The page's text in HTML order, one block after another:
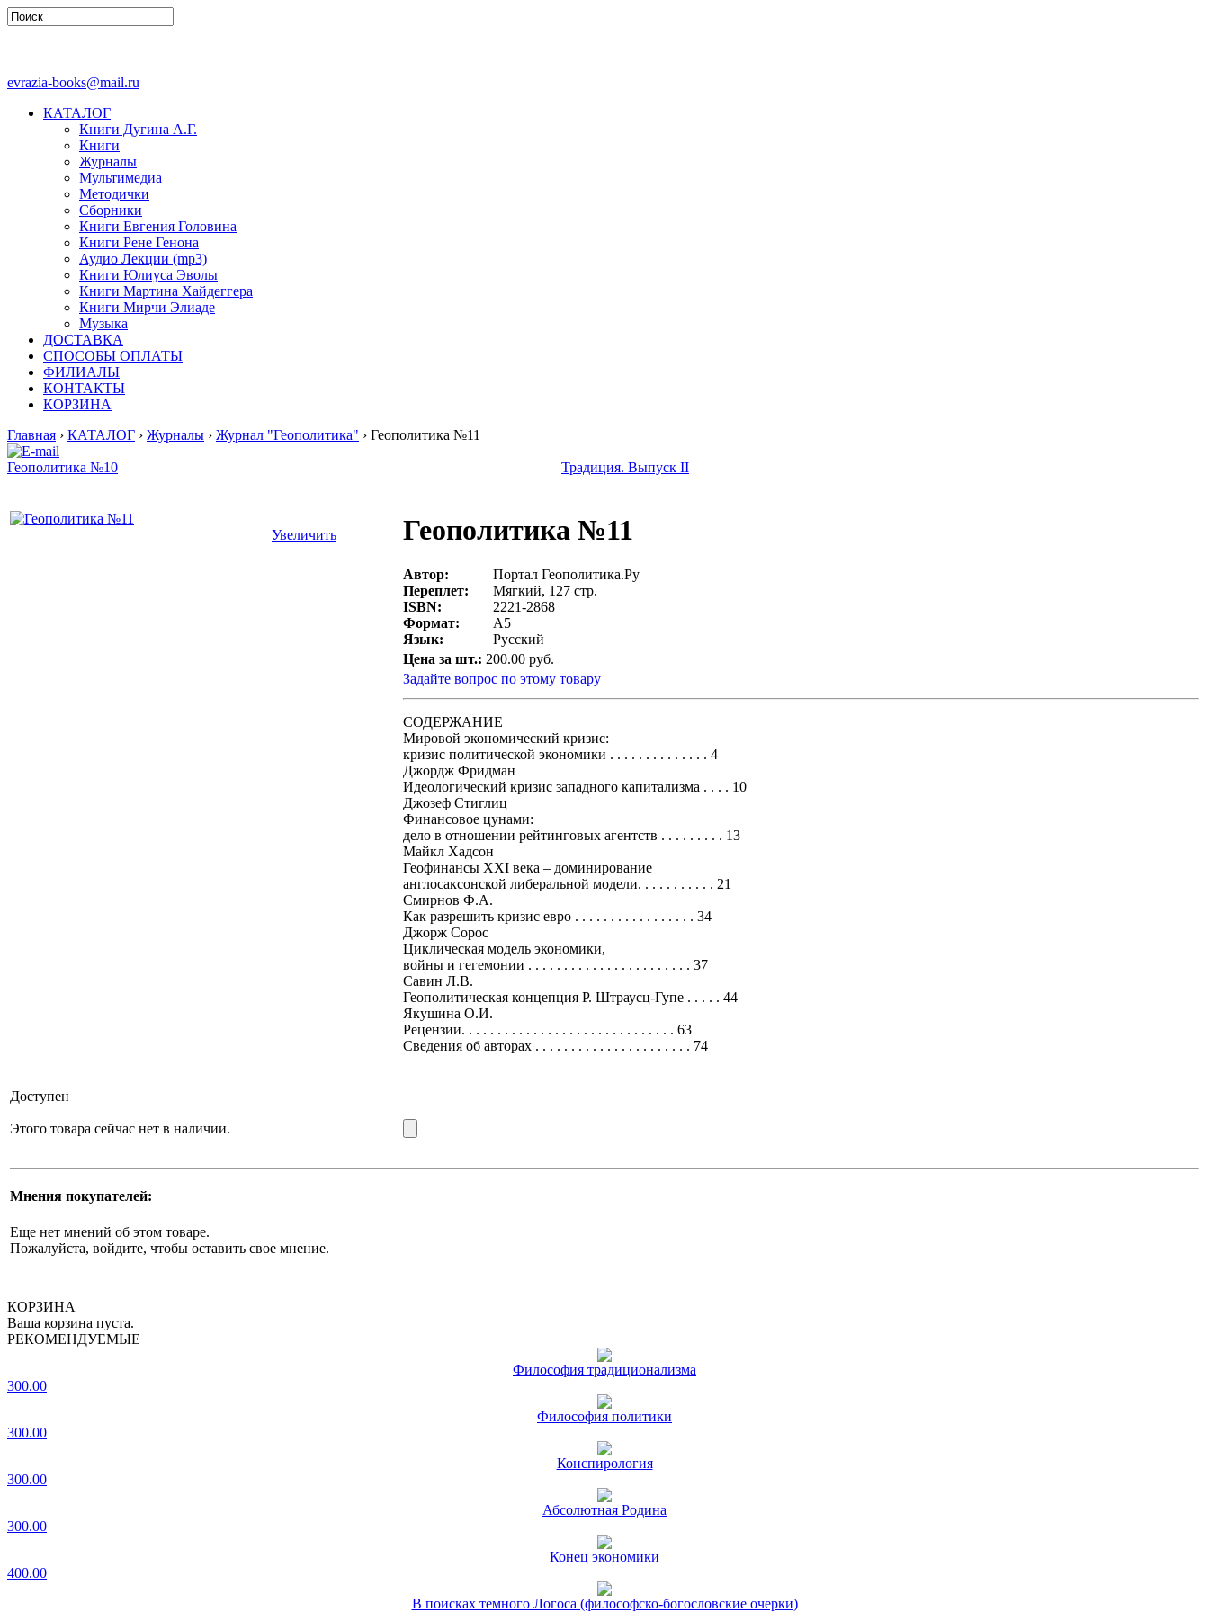
evrazia-books@mail.ru
КАТАЛОГ
Книги Дугина А.Г.
Книги
Журналы
Мультимедиа
Методички
Сборники
Книги Евгения Головина
Книги Рене Генона
Аудио Лекции (mp3)
Книги Юлиуса Эволы
Книги Мартина Хайдеггера
Книги Мирчи Элиаде
Музыка
ДОСТАВКА
СПОСОБЫ ОПЛАТЫ
ФИЛИАЛЫ
КОНТАКТЫ
КОРЗИНА
Главная › КАТАЛОГ › Журналы › Журнал "Геополитика" › Геополитика №11
Геополитика №10 Традиция. Выпуск II
Увеличить Геополитика №11
Автор:
Портал Геополитика.Ру
Переплет:
Мягкий, 127 стр.
ISBN:
2221-2868
Формат:
А5
Язык:
Русский
Цена за шт.: 200.00 руб.
Задайте вопрос по этому товару
СОДЕРЖАНИЕ
Мировой экономический кризис:
кризис политической экономики . . . . . . . . . . . . . . 4
Джордж Фридман
Идеологический кризис западного капитализма . . . . 10
Джозеф Стиглиц
Финансовое цунами:
дело в отношении рейтинговых агентств . . . . . . . . . 13
Майкл Хадсон
Геофинансы XXI века – доминирование
англосаксонской либеральной модели. . . . . . . . . . . 21
Смирнов Ф.А.
Как разрешить кризис евро . . . . . . . . . . . . . . . . . 34
Джорж Сорос
Циклическая модель экономики,
войны и гегемонии . . . . . . . . . . . . . . . . . . . . . . . 37
Савин Л.В.
Геополитическая концепция Р. Штраусц-Гупе . . . . . 44
Якушина О.И.
Рецензии. . . . . . . . . . . . . . . . . . . . . . . . . . . . . . 63
Сведения об авторах . . . . . . . . . . . . . . . . . . . . . . 74
Доступен
Этого товара сейчас нет в наличии.
Мнения покупателей:
Еще нет мнений об этом товаре.
Пожалуйста, войдите, чтобы оставить свое мнение.
КОРЗИНА
Ваша корзина пуста.
РЕКОМЕНДУЕМЫЕ
Философия традиционализма
300.00
Философия политики
300.00
Конспирология
300.00
Абсолютная Родина
300.00
Конец экономики
400.00
В поисках темного Логоса (философско-богословские очерки)